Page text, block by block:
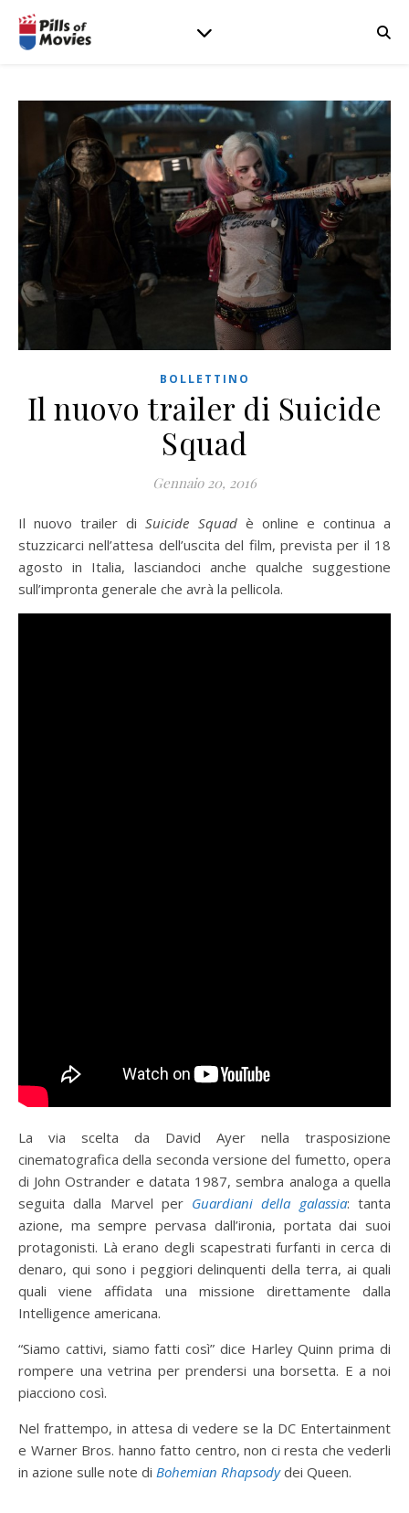
BOLLETTINO
Il nuovo trailer di Suicide
Squad
Gennaio 20, 2016
Il nuovo trailer diSuicide Squadè online e continua a
stuzzicarci nell’attesa dell’uscita del film, prevista per il 18
agosto in Italia, lasciandoci anche qualche suggestione
sull’impronta generale che avrà la pellicola.
La via scelta da David Ayer nella trasposizione
cinematografica della seconda versione del fumetto, opera
di John Ostrander e datata 1987, sembra analoga a quella
seguita dalla Marvel per Guardiani della galassia: tanta
azione, ma sempre pervasa dall’ironia, portata dai suoi
protagonisti. Là erano degli scapestrati furfanti in cerca di
denaro, qui sono i peggiori delinquenti della terra, ai quali
quali viene affidata una missione direttamente dalla
Intelligence americana.
“Siamo cattivi, siamo fatti così” dice Harley Quinn prima di
rompere una vetrina per prendersi una borsetta. E a noi
piacciono così.
Nel frattempo, in attesa di vedere se la DC Entertainment
e Warner Bros. hanno fatto centro, non ci resta che vederli
in azione sulle note di Bohemian Rhapsodydei Queen.